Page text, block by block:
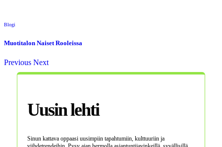
Blogi
Muotitalon Naiset Rooleissa
Previous Next
Uusin lehti
Sinun kattava oppaasi uusimpiin tapahtumiin, kulttuuriin ja